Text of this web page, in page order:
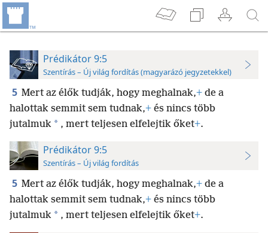
Prédikátor 9:5
Szentírás – Új világ fordítás (magyarázó jegyzetekkel)
5 Mert az élők tudják, hogy meghalnak,+ de a
halottak semmit sem tudnak,+ és nincs több
jutalmuk * , mert teljesen elfelejtik őket+.
Prédikátor 9:5
Szentírás – Új világ fordítás
5 Mert az élők tudják, hogy meghalnak,+ de a
halottak semmit sem tudnak,+ és nincs több
jutalmuk * , mert teljesen elfelejtik őket+.